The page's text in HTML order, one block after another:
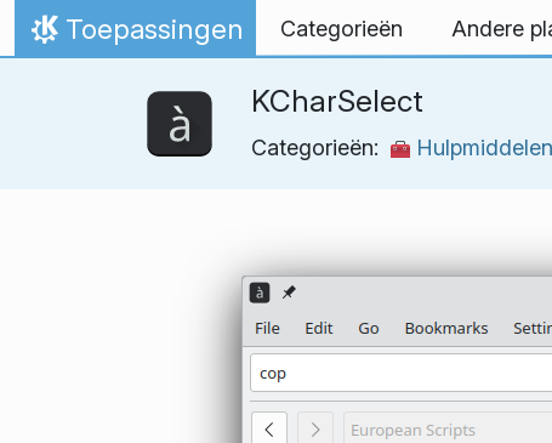
Spring naar inhoud
Thuis
Toepassingen Categorieën Andere
KCharSelect
Categorieën: Hulpmiddelen